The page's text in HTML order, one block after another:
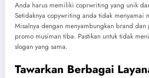
Anda harus memiliki coprwriting yang unik
Setidaknya copywriting anda tidak menyamai
Misalnya dengan menyambungkan brand dan
promo musiman tiba. Pastikan untuk tidak
slogan yang sama.
Tawarkan Berbagai